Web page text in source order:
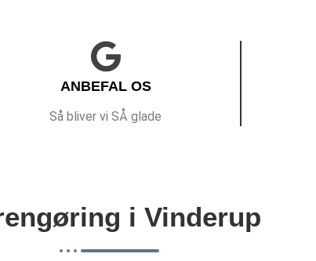
ANBEFAL OS
Så bliver vi SÅ glade
i Vinderup